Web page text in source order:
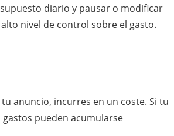
diario y pausar o modificar
nivel de control sobre el gasto.
anuncio, incurres en un coste. Si tu
pueden acumularse